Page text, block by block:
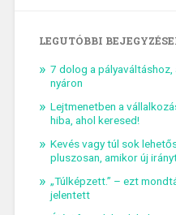
LEGUTÓBBI
7 dolog a
nyáron
Lejtmenetben a
hiba, ahol keresed!
Kevés vagy túl sok
pluszosan, amikor új
„Túlképzett.” – ezt
jelentett